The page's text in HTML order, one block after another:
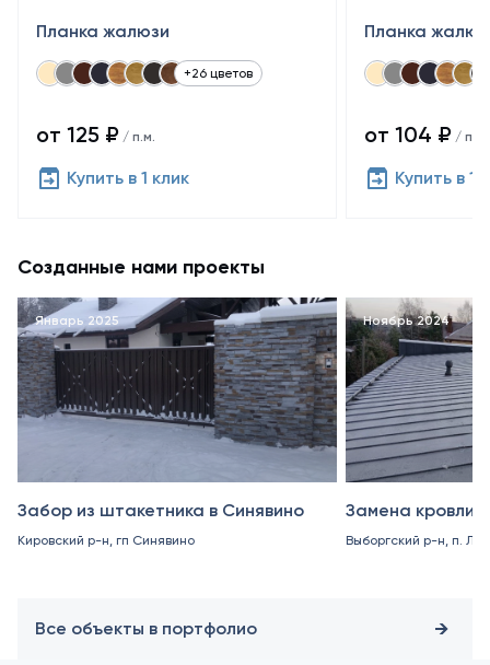
Планка жалюзи
+26 цветов
от 125 ₽ / п.м.
Купить в 1 клик
Планка
от 104 ₽ / п.м.
Купить в 1
Созданные нами проекты
Январь 2025
Забор из штакетника в Синявино
Кировский р-н, гп Синявино
Ноябрь 2024
Замена кровли
Выборгский р-н, п.
Все объекты в портфолио